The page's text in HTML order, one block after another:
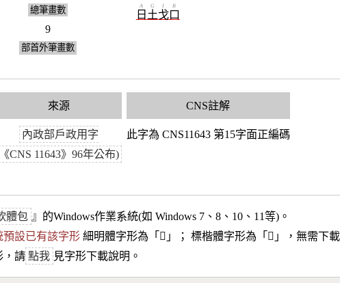
總筆畫數
9
部首外筆畫數
日
A
土
G
戈
I
口
R
來源
內政部戶政用字
CNS 11643》96年公布)
CNS註解
此字為 CNS11643 第15字面正編碼
體包 』的Windows作業系統(如 Windows 7、8、10、11等)。
預設已有該字形 細明體字形為「 𣈻 」； 標楷體字形為「 𣈻 」，無需下
，請 點我 見字形下載說明。